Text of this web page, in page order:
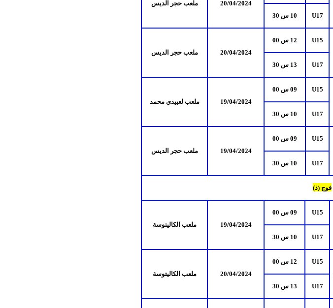
20/04/2024
ملعب حجر الديس
U17
10 س 30
U15
12 س 00
20/04/2024
ملعب حجر الديس
U17
13 س 30
U15
09 س 00
19/04/2024
ملعب لعبيدي محمد
U17
10 س 30
U15
09 س 00
19/04/2024
ملعب حجر الديس
U17
10 س 30
فوج (ذ)
U15
09 س 00
19/04/2024
ملعب الكاليتوسة
U17
10 س 30
U15
12 س 00
20/04/2024
ملعب الكاليتوسة
U17
13 س 30